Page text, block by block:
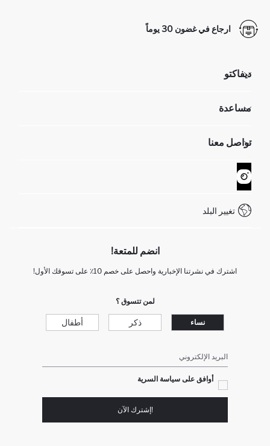
ارجاع في غضون 30 يوماً
ديفاكتو
تعرف علينا
GIFT CLUB
مساعدة
عمليات الارجاع و الاستبدال السهلة
تتبع الشحنة
كيف يمكنك التسوق في ديفاكتو ؟
تواصل معنا
نموذج الاتصال
خدمة العملاء
تغيير البلد
انضم للمتعة!
اشترك في نشرتنا الإخبارية واحصل على خصم 10٪ على تسوقك الأول!
لمن تتسوق ؟
نساء ذكر أطفال
البريد الإلكتروني
أوافق على سياسة السرية
!إشترك الآن